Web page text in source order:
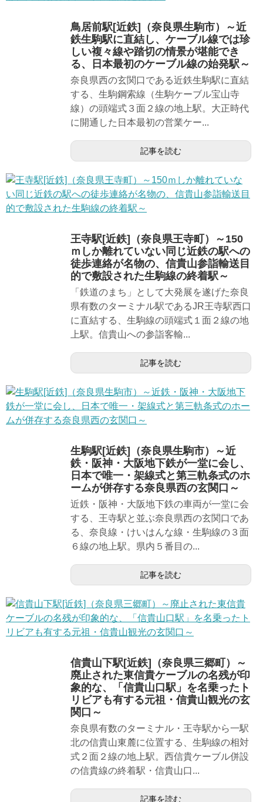
鳥居前駅[近鉄]（奈良県生駒市）～近
鉄生駒駅に直結し、ケーブル線では珍
しい複々線や踏切の情景が堪能でき
る、日本最初のケーブル線の始発駅～
奈良県西の玄関口である近鉄生駒駅に直結
する、生駒鋼索線（生駒ケーブル宝山寺
線）の頭端式３面２線の地上駅。大正時代
に開通した日本最初の営業ケー...
記事を読む
王寺駅[近鉄]（奈良県王寺町）～150
ｍしか離れていない同じ近鉄の駅への
徒歩連絡が名物の、信貴山参詣輸送目
的で敷設された生駒線の終着駅～
「鉄道のまち」として大発展を遂げた奈良
県有数のターミナル駅であるJR王寺駅西口
に直結する、生駒線の頭端式１面２線の地
上駅。信貴山への参詣客輸...
記事を読む
生駒駅[近鉄]（奈良県生駒市）～近
鉄・阪神・大阪地下鉄が一堂に会し、
日本で唯一・架線式と第三軌条式のホ
ームが併存する奈良県西の玄関口～
近鉄・阪神・大阪地下鉄の車両が一堂に会
する、王寺駅と並ぶ奈良県西の玄関口であ
る、奈良線・けいはんな線・生駒線の３面
６線の地上駅。県内５番目の...
記事を読む
信貴山下駅[近鉄]（奈良県三郷町）～
廃止された東信貴ケーブルの名残が印
象的な、「信貴山口駅」を名乗ったト
リビアも有する元祖・信貴山観光の玄
関口～
奈良県有数のターミナル・王寺駅から一駅
北の信貴山東麓に位置する、生駒線の相対
式２面２線の地上駅。西信貴ケーブル併設
の信貴線の終着駅・信貴山口...
記事を読む